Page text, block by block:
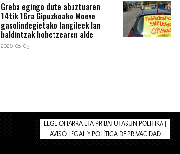
Greba egingo dute abuztuaren
14tik 16ra Gipuzkoako Moeve
gasolindegietako langileek lan
baldintzak hobetzearen alde
2026-08-05
LEGE OHARRA ETA PRIBATUTASUN POLITIKA |
AVISO LEGAL Y POLÍTICA DE PRIVACIDAD